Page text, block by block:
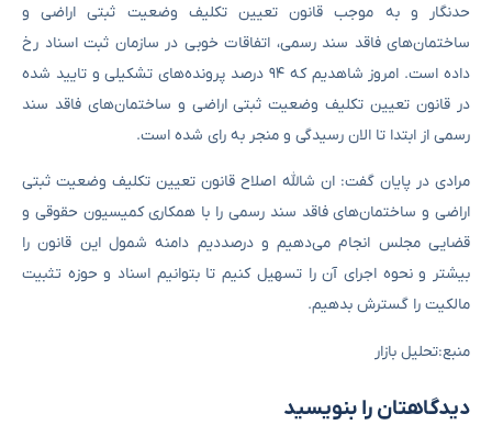
حدنگار و به موجب قانون تعیین تکلیف وضعیت ثبتی اراضی و
ساختمان‌های فاقد سند رسمی، اتفاقات خوبی در سازمان ثبت اسناد رخ
داده است. امروز شاهدیم که ۹۴ درصد پرونده‌های تشکیلی و تایید شده
در قانون تعیین تکلیف وضعیت ثبتی اراضی و ساختمان‌های فاقد سند
رسمی از ابتدا تا الان رسیدگی و منجر به رای شده است.
مرادی در پایان گفت: ان شالله اصلاح قانون تعیین تکلیف وضعیت ثبتی
اراضی و ساختمان‌های فاقد سند رسمی را با همکاری کمیسیون حقوقی و
قضایی مجلس انجام می‌دهیم و درصددیم دامنه شمول این قانون را
بیشتر و نحوه اجرای آن را تسهیل کنیم تا بتوانیم اسناد و حوزه تثبیت
مالکیت را گسترش بدهیم.
منبع:تحلیل بازار
دیدگاهتان را بنویسید